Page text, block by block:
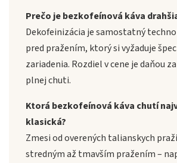
Prečo je bezkofeínová káva
Dekofeinizácia je samostatný
pred pražením, ktorý si vyžaduje
zariadenia. Rozdiel v cene je daňou
plnej chuti.
Ktorá bezkofeínová káva chutí
klasická?
Zmesi od overených talianskych
stredným až tmavším pražením –